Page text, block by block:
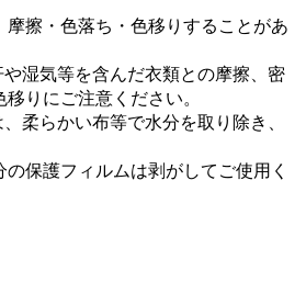
擦・色落ち・色移りすることがあ
湿気等を含んだ衣類との摩擦、密
りにご注意ください。
柔らかい布等で水分を取り除き、
保護フィルムは剥がしてご使用く